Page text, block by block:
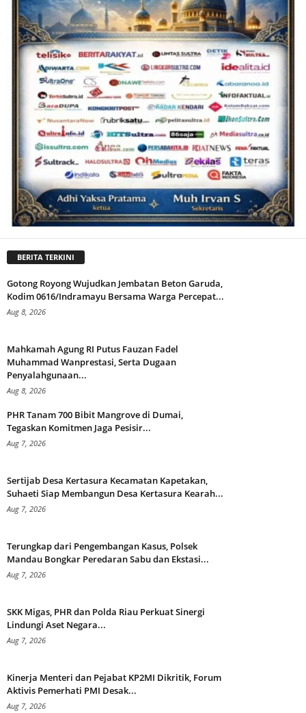
BERITA TERKINI
Gotong Royong Wujudkan Jembatan Beton Garuda,
Kodim 0616/Indramayu Bersama Warga Percepat...
Aug 8, 2026
Mahkamah Agung RI Putus Fauzan Fadel
Muhammad Wanprestasi, Serta Dugaan
Penyalahgunaan...
Aug 8, 2026
PHR Tanam 700 Bibit Mangrove di Dumai,
Tegaskan Komitmen Jaga Pesisir...
Aug 7, 2026
Sertijab Desa Kertasura Kecamatan Kapetakan,
Suhaeti Siap Membangun Desa Kertasura Kearah...
Aug 7, 2026
Terungkap dari Pengembangan Kasus, Polsek
Mandau Bongkar Peredaran Sabu dan Ekstasi...
Aug 7, 2026
SKK Migas, PHR dan Polda Riau Perkuat Sinergi
Lindungi Aset Negara...
Aug 7, 2026
Kinerja Menteri dan Pejabat KP2MI Dikritik, Forum
Aktivis Pemerhati PMI Desak...
Aug 7, 2026